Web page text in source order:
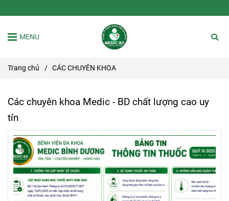
MENU
Trang chủ / CÁC CHUYÊN KHOA
Các chuyên khoa Medic - BD chất lượng cao uy
tín